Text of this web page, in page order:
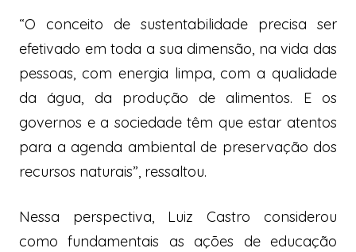
“O conceito de sustentabilidade precisa ser
efetivado em toda a sua dimensão, na vida das
pessoas, com energia limpa, com a qualidade
da água, da produção de alimentos. E os
governos e a sociedade têm que estar atentos
para a agenda ambiental de preservação dos
recursos naturais”, ressaltou.
Nessa perspectiva, Luiz Castro considerou
como fundamentais as ações de educação